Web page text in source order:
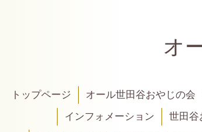
オ
トップページ オール世田谷おやじの
インフォメーション
世田